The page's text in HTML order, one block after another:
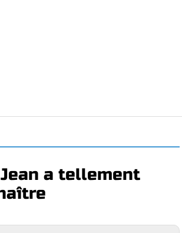
a tellement